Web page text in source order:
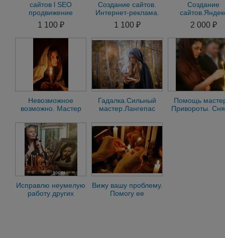
сайтов l SEO
продвижение
1 100 ₽
Создание сайтов.
Интернет-реклама.
Продвижение
1 100 ₽
Создание
Adwords.Seo
2 000 ₽
Невозможное
возможно. Мастер
Гадалка.Сильный
мастер.Лангепас
Помощь
Привороты.
Исправлю неумелую
работу других
Вижу вашу проблему.
Помогу ее